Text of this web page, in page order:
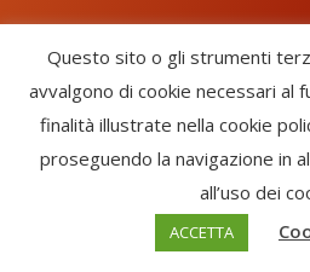
Chorus Inside - International Choral
Settore · CF: 93058420691
Enfold Theme by Kriesi
Questo sito o gli strumenti
avvalgono di cookie necessari al
finalità illustrate nella cookie
proseguendo la navigazione in
all’uso dei
ACCETTA